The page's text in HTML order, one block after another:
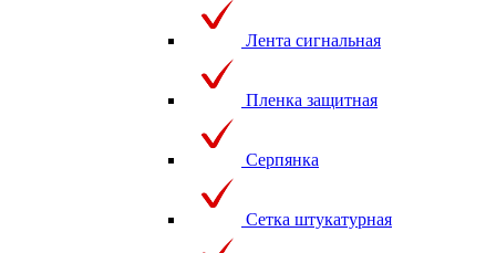
Лента сигнальная
Пленка защитная
Серпянка
Сетка штукатурная